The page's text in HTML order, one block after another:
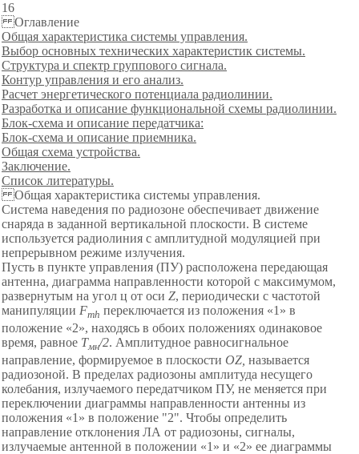
16
Оглавление
Общая характеристика системы управления.
Выбор основных технических характеристик системы.
Структура и спектр группового сигнала.
Контур управления и его анализ.
Расчет энергетического потенциала радиолинии.
Разработка и описание функциональной схемы радиолинии.
Блок-схема и описание передатчика:
Блок-схема и описание приемника.
Общая схема устройства.
Заключение.
Список литературы.
Общая характеристика системы управления.
Система наведения по радиозоне обеспечивает движение
снаряда в заданной вертикальной плоскости. В системе
используется радиолиния с амплитудной модуляцией при
непрерывном режиме излучения.
Пусть в пункте управления (ПУ) расположена передающая
антенна, диаграмма направленности которой с максимумом,
развернутым на угол ц от оси Z, периодически с частотой
манипуляции Fmh переключается из положения «1» в
положение «2», находясь в обоих положениях одинаковое
время, равное Тмн/2. Амплитудное равносигнальное
направление, формируемое в плоскости OZ называется
радиозоной. В пределах радиозоны амплитуда несущего
колебания, излучаемого передатчиком ПУ, не меняется при
переключении диаграммы направленности антенны из
положения «1» в положение "2". Чтобы определить
направление отклонения ЛА от радиозоны, сигналы,
излучаемые антенной в положении «1» и «2» ее диаграммы